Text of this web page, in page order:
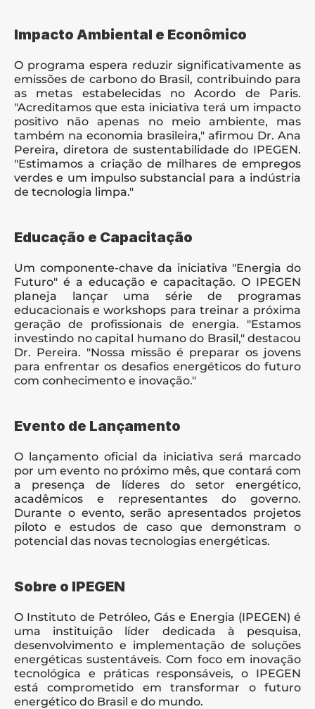
Impacto Ambiental e Econômico
O programa espera reduzir significativamente as
emissões de carbono do Brasil, contribuindo para
as metas estabelecidas no Acordo de Paris.
"Acreditamos que esta iniciativa terá um impacto
positivo não apenas no meio ambiente, mas
também na economia brasileira," afirmou Dr. Ana
Pereira, diretora de sustentabilidade do IPEGEN.
"Estimamos a criação de milhares de empregos
verdes e um impulso substancial para a indústria
de tecnologia limpa."
Educação e Capacitação
Um componente-chave da iniciativa "Energia do
Futuro" é a educação e capacitação. O IPEGEN
planeja lançar uma série de programas
educacionais e workshops para treinar a próxima
geração de profissionais de energia. "Estamos
investindo no capital humano do Brasil," destacou
Dr. Pereira. "Nossa missão é preparar os jovens
para enfrentar os desafios energéticos do futuro
com conhecimento e inovação."
Evento de Lançamento
O lançamento oficial da iniciativa será marcado
por um evento no próximo mês, que contará com
a presença de líderes do setor energético,
acadêmicos e representantes do governo.
Durante o evento, serão apresentados projetos
piloto e estudos de caso que demonstram o
potencial das novas tecnologias energéticas.
Sobre o IPEGEN
O Instituto de Petróleo, Gás e Energia (IPEGEN) é
uma instituição líder dedicada à pesquisa,
desenvolvimento e implementação de soluções
energéticas sustentáveis. Com foco em inovação
tecnológica e práticas responsáveis, o IPEGEN
está comprometido em transformar o futuro
energético do Brasil e do mundo.